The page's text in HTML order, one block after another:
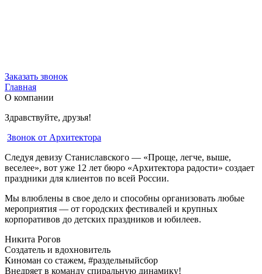
Заказать звонок
Главная
О компании
Здравствуйте, друзья!
Звонок от Архитектора
Следуя девизу Станиславского — «Проще, легче, выше,
веселее», вот уже 12 лет бюро «Архитектора радости» создает
праздники для клиентов по всей России.
Мы влюблены в свое дело и способны организовать любые
мероприятия — от городских фестивалей и крупных
корпоративов до детских праздников и юбилеев.
Никита Рогов
Создатель и вдохновитель
Киноман со стажем, #раздельныйсбор
Внедряет в команду спиральную динамику!